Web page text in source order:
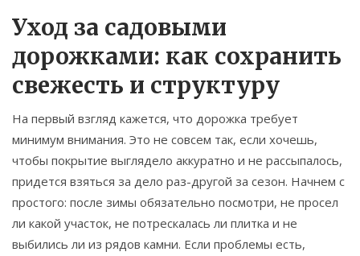
Уход за садовыми
дорожками: как сохранить
свежесть и структуру
На первый взгляд кажется, что дорожка требует
минимум внимания. Это не совсем так, если хочешь,
чтобы покрытие выглядело аккуратно и не рассыпалось,
придется взяться за дело раз-другой за сезон. Начнем с
простого: после зимы обязательно посмотри, не просел
ли какой участок, не потрескалась ли плитка и не
выбились ли из рядов камни. Если проблемы есть,